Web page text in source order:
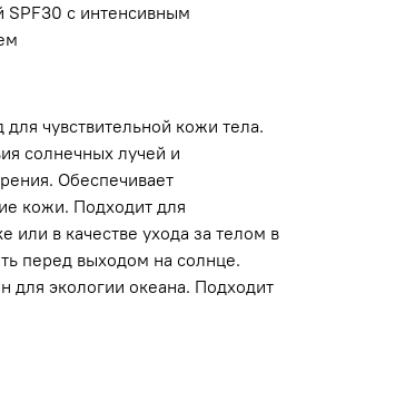
с интенсивным
чувствительной кожи тела.
солнечных лучей и
Обеспечивает
кожи. Подходит для
или в качестве ухода за телом в
перед выходом на солнце.
для экологии океана. Подходит